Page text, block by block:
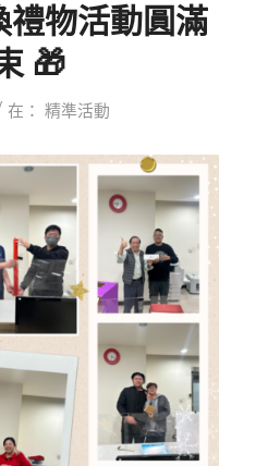
禮物活動圓滿
🎁
在：精準活動